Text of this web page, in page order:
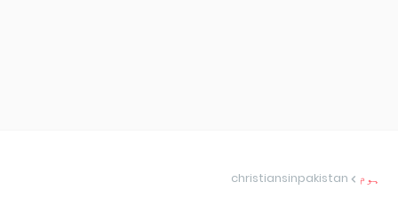
ہوم christiansinpakistan